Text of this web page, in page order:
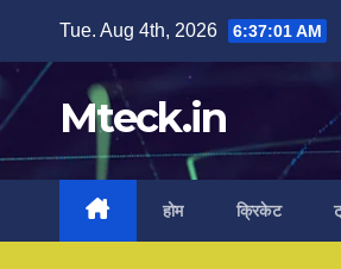
content
Tue. Aug 4th, 2026 6:37:02 AM
Mteck.in
होम क्रिकेट